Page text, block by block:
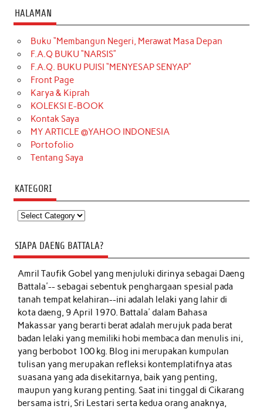
HALAMAN
Buku “Membangun Negeri, Merawat Masa Depan
F.A.Q BUKU “NARSIS”
F.A.Q. BUKU PUISI “MENYESAP SENYAP”
Front Page
Karya & Kiprah
KOLEKSI E-BOOK
Kontak Saya
MY ARTICLE @YAHOO INDONESIA
Portofolio
Tentang Saya
KATEGORI
Kategori
SIAPA DAENG BATTALA?
Amril Taufik Gobelyang menjuluki dirinya sebagai Daeng
Battala'-- sebagai sebentuk penghargaan spesial pada
tanah tempat kelahiran--ini adalah lelaki yang lahir di
kota daeng, 9 April 1970. Battala' dalam Bahasa
Makassar yang berarti berat adalah merujuk pada berat
badan lelaki yang memiliki hobi membaca dan menulis ini,
yang berbobot 100 kg. Blog ini merupakan kumpulan
tulisan yang merupakan refleksi kontemplatifnya atas
suasana yang ada disekitarnya, baik yang penting,
maupun yang kurang penting. Saat ini tinggal di Cikarang
bersama istri, Sri Lestari serta kedua orang anaknya,